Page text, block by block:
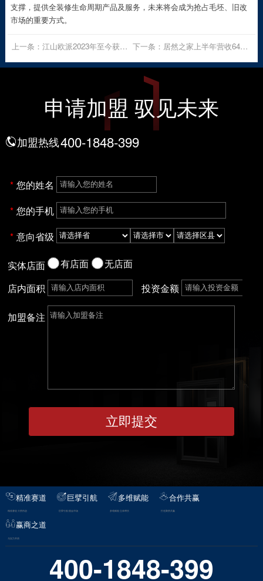
支撑，提供全装修生命周期产品及服务，未来将会成为抢占毛坯、旧改
市场的重要方式。
上一条：江山欧派2023年至今获得政府补助3608万元 下一条： 居然之家上半年营收64亿元，净利润8.66亿
申请加盟 驭见未来
加盟热线400-1848-399
您的姓名
您的手机
意向省级
实体店面 有店面
无店面
店内面积
投资金额
加盟备注
精准赛道
精准赛道·大势所趋
巨擘引航
巨擘引航·掘金市场
多维赋能
多维赋能·立体帮扶
合作共赢
打造聚势共赢
赢商之道
与实力并肩
400-1848-399